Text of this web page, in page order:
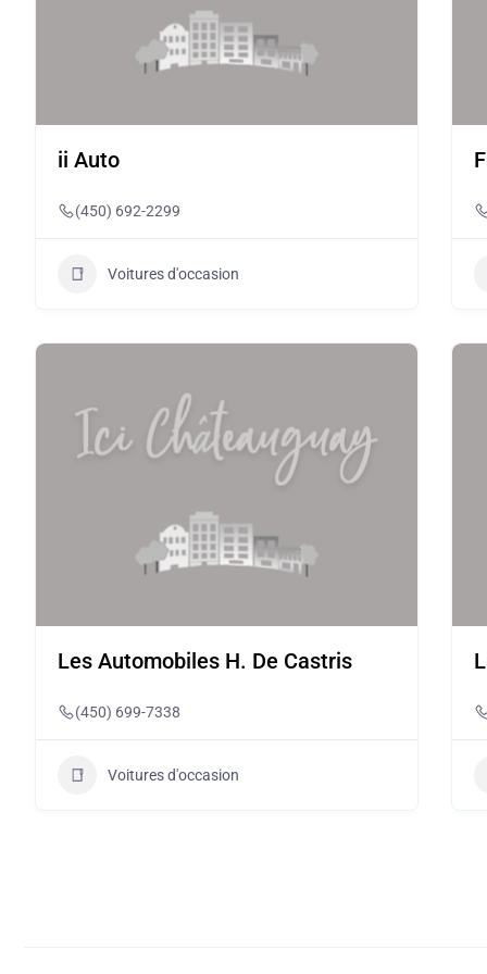
ii Auto
(450) 692-2299
Voitures d'occasion
Les Automobiles H. De Castris
(450) 699-7338
Voitures d'occasion